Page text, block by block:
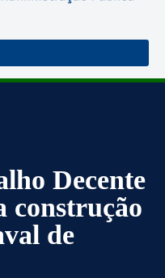
Decente
construção
de